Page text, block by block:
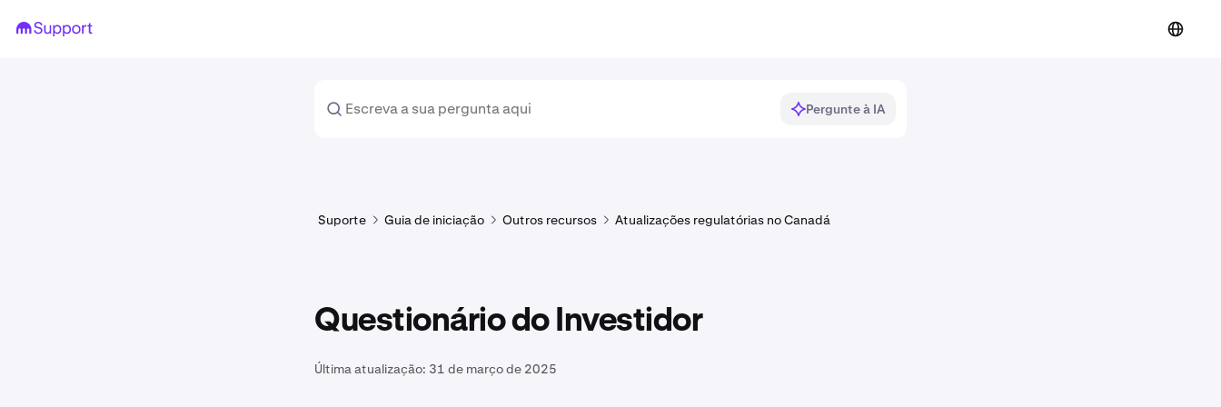
Pergunte à IA
Suporte Guia de iniciação Outros recursos Atualizações regulatórias no Canadá
Questionário do Investidor
Última atualização: 31 de março de 2025